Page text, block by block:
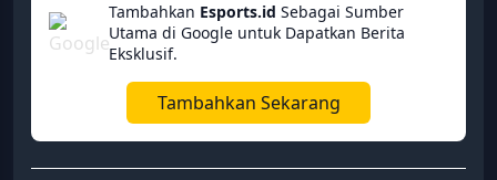
Tambahkan Esports.id Sebagai Sumber
Utama di Google untuk Dapatkan Berita
Eksklusif.
Tambahkan Sekarang